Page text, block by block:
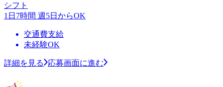
シフト
1日7時間 週5日からOK
交通費支給
未経験OK
詳細を見る 応募画面に進む